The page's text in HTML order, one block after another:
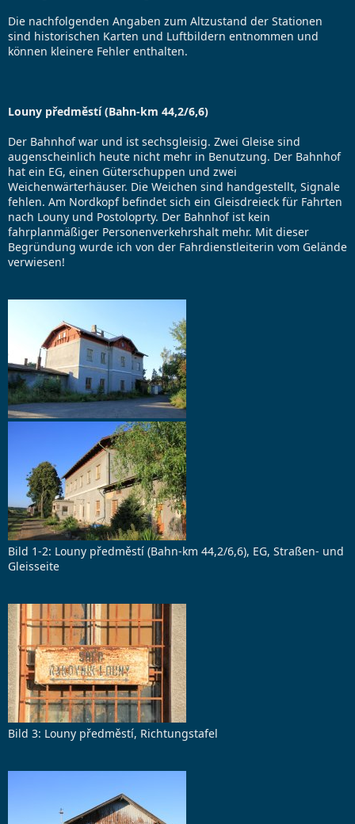
Die nachfolgenden Angaben zum Altzustand der Stationen
sind historischen Karten und Luftbildern entnommen und
können kleinere Fehler enthalten.
Louny předměstí (Bahn-km 44,2/6,6)
Der Bahnhof war und ist sechsgleisig. Zwei Gleise sind
augenscheinlich heute nicht mehr in Benutzung. Der Bahnhof
hat ein EG, einen Güterschuppen und zwei
Weichenwärterhäuser. Die Weichen sind handgestellt, Signale
fehlen. Am Nordkopf befindet sich ein Gleisdreieck für Fahrten
nach Louny und Postoloprty. Der Bahnhof ist kein
fahrplanmäßiger Personenverkehrshalt mehr. Mit dieser
Begründung wurde ich von der Fahrdienstleiterin vom Gelände
verwiesen!
Bild 1-2: Louny předměstí (Bahn-km 44,2/6,6), EG, Straßen- und
Gleisseite
Bild 3: Louny předměstí, Richtungstafel